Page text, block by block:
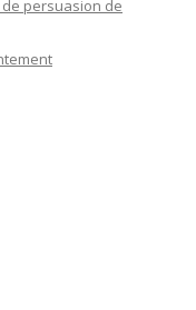
persuasion de